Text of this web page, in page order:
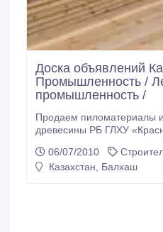
Доска объявлений
Промышленность /
промышленность /
Продаем пиломатериалы
древесины РБ ГЛХУ «Красносельское» реализует за
стройматериалы из
Беларусь. Возможно
06/07/2010
Казахстан, Балхаш